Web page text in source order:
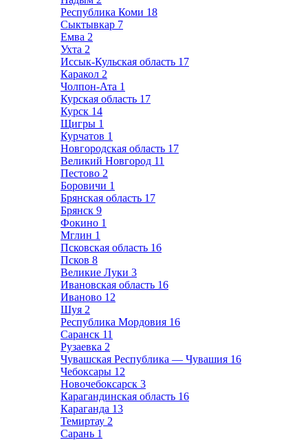
Республика Коми 18
Сыктывкар 7
Емва 2
Ухта 2
Иссык-Кульская область 17
Каракол 2
Чолпон-Ата 1
Курская область 17
Курск 14
Щигры 1
Курчатов 1
Новгородская область 17
Великий Новгород 11
Пестово 2
Боровичи 1
Брянская область 17
Брянск 9
Фокино 1
Мглин 1
Псковская область 16
Псков 8
Великие Луки 3
Ивановская область 16
Иваново 12
Шуя 2
Республика Мордовия 16
Саранск 11
Рузаевка 2
Чувашская Республика — Чувашия 16
Чебоксары 12
Новочебоксарск 3
Карагандинская область 16
Караганда 13
Темиртау 2
Сарань 1